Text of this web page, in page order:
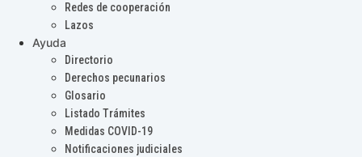
Redes de cooperación
Lazos
Ayuda
Directorio
Derechos pecunarios
Glosario
Listado Trámites
Medidas COVID-19
Notificaciones judiciales